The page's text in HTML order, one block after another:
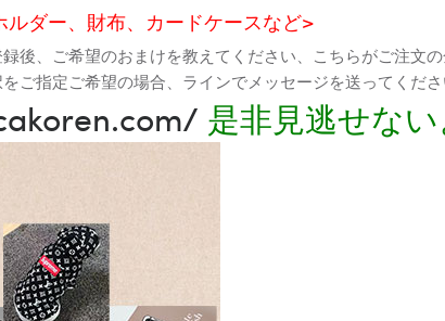
ダー、財布、カードケースなど>
後、ご希望のおまけを教えてください、こちらがご注文
ご指定ご希望の場合、ラインでメッセージを送ってくだ
是非見逃せな